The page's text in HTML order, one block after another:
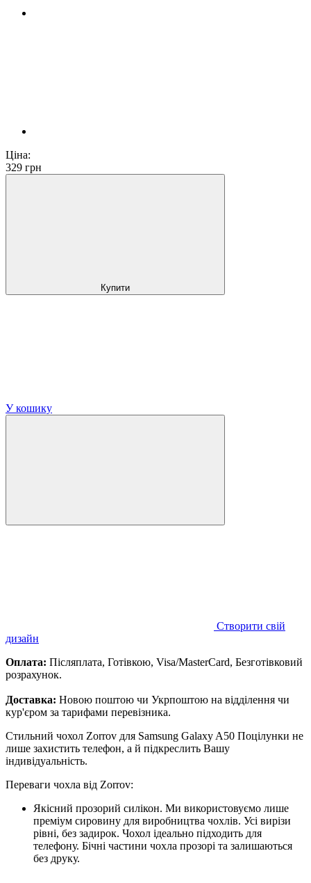
Ціна:
329 грн
Купити
У кошику
Створити свій
дизайн
Оплата: Післяплата, Готівкою, Visa/MasterCard, Безготівковий
розрахунок.
Доставка: Новою поштою чи Укрпоштою на відділення чи
кур'єром за тарифами перевізника.
Стильний чохол Zorrov для Samsung Galaxy A50 Поцілунки не
лише захистить телефон, а й підкреслить Вашу
індивідуальність.
Переваги чохла від Zorrov:
Якісний прозорий силікон. Ми використовуємо лише
преміум сировину для виробництва чохлів. Усі вирізи
рівні, без задирок. Чохол ідеально підходить для
телефону. Бічні частини чохла прозорі та залишаються
без друку.